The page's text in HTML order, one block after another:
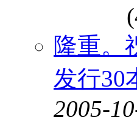
隆重。
发行30
2005-